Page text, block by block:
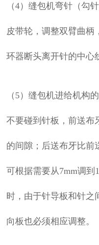
（4）缝包机弯针（勾
皮带轮，调整双臂曲柄
环器断头离开针的中心
（5）缝包机进给机构
不要碰到针板，前送布
的间隙；后送布牙比前
可根据需要从7mm调到
时，由于针导板和针之
向板也必须相应调整。